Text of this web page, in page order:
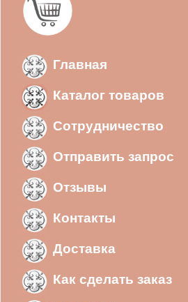
Главная
Каталог товаров
Сотрудничество
Отправить запрос
Отзывы
Контакты
Доставка
Как сделать заказ